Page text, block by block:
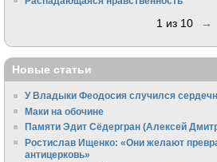
1 из 10 →
Новые статьи
У Владыки Феодосия случился
Маки на обочине
Памяти Эдит Сёдергран (Алексей
Ростислав Ищенко: «Они желают
антицерковь»